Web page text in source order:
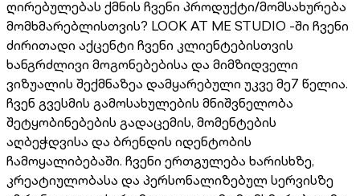
ღირებულებას ქმნის ჩვენი პროდუქტი/მომსახურება
მომხმარებლისთვის? LOOK AT ME STUDIO -ში ჩვენი
ძირითადი აქცენტი ჩვენი კლიენტებისთვის
ხანგრძლივი მოგონებებისა და მიმზიდველი
ვიზუალის შექმნაზეა დამყარებული უკვე მე7 წელია.
ჩვენ გვესმის გამოსახულების მნიშვნელობა
შეტყობინებების გადაცემის, მომენტების
აღბეჭდვისა და ბრენდის იდენტობის
ჩამოყალიბებაში. ჩვენი ერთგულება ხარისხზე,
კრეატიულობასა და პერსონალიზებულ სერვისზე